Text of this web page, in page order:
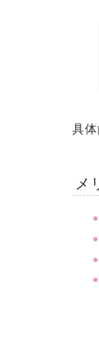
具体
メ